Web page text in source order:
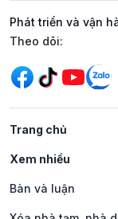
Phát triển và vận
Mạng xã
Theo dõi:
Trang chủ
Xem nhiều
Bàn và luận